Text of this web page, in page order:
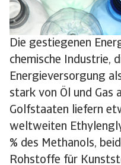
Die gestiegenen
chemische Industrie,
Energieversorgung
stark von Öl und Gas
Golfstaaten liefern
weltweiten
% des Methanols,
Rohstoffe für